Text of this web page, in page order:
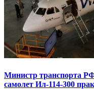
Министр транспорта
самолет Ил-114-300